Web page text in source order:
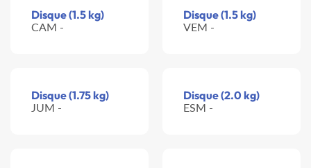
Disque (1.5 kg)
CAM -
Disque (1.5 kg)
VEM -
Disque (1.75 kg)
JUM -
Disque (2.0 kg)
ESM -